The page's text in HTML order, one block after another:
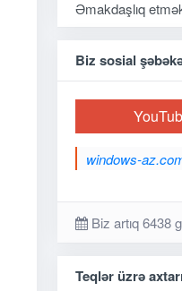
Əmakdaşlıq
Biz sosial
windows-
Biz artıq 6438
Teqlər üzrə